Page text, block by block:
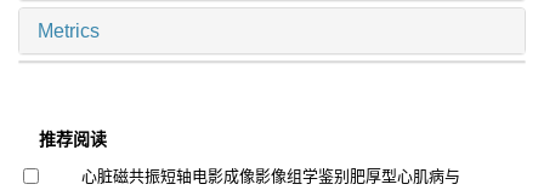
Metrics
推荐阅读
心脏磁共振短轴电影成像影像组学鉴别肥厚型心肌病与